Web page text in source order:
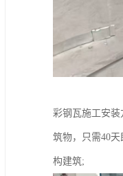
彩钢瓦施工安
筑物，只需40
构建筑;